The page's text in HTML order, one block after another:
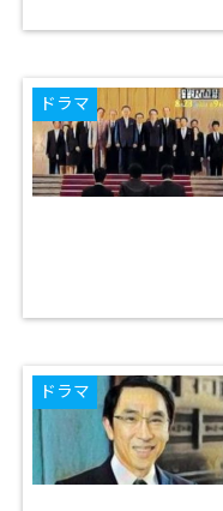
ドラマ
ドラマ